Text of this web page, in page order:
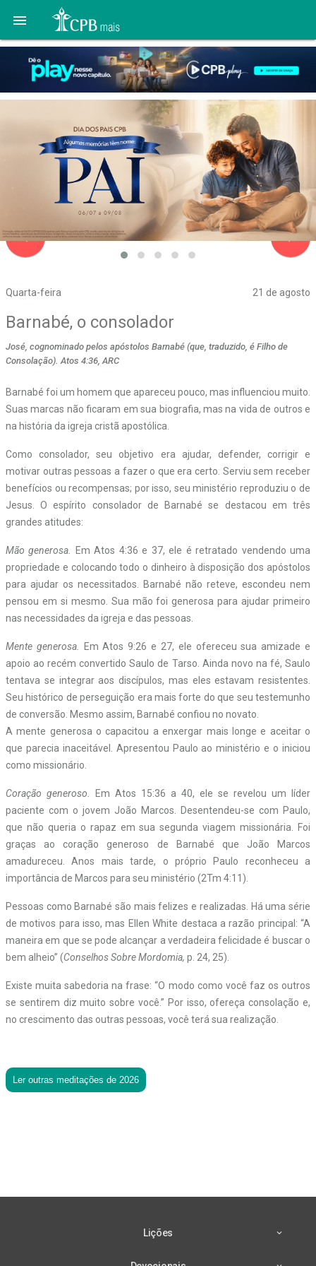

Quarta-feira 21 de agosto
navigate_before
Barnabé, o consolador
José, cognominado pelos apóstolos Barnabé (que, traduzido, é Filho de
Consolação). Atos 4:36, ARC
Barnabé foi um homem que apareceu pouco, mas influenciou muito.
Suas marcas não ficaram em sua biografia, mas na vida de outros e
na história da igreja cristã apostólica.
Como consolador, seu objetivo era ajudar, defender, corrigir e
motivar outras pessoas a fazer o que era certo. Serviu sem receber
benefícios ou recompensas; por isso, seu ministério reproduziu o de
Jesus. O espírito consolador de Barnabé se destacou em três
grandes atitudes:
Mão generosa.
Em Atos 4:36 e 37, ele é retratado vendendo uma
propriedade e colocando todo o dinheiro à disposição dos apóstolos
para ajudar os necessitados. Barnabé não reteve, escondeu nem
pensou em si mesmo. Sua mão foi generosa para ajudar primeiro
nas necessidades da igreja e das pessoas.
Mente generosa.
Em Atos 9:26 e 27, ele ofereceu sua amizade e
apoio ao recém convertido Saulo de Tarso. Ainda novo na fé, Saulo
tentava se integrar aos discípulos, mas eles estavam resistentes.
Seu histórico de perseguição era mais forte do que seu testemunho
de conversão. Mesmo assim, Barnabé confiou no novato.
A mente generosa o capacitou a enxergar mais longe e aceitar o
que parecia inaceitável. Apresentou Paulo ao ministério e o iniciou
como missionário.
Coração generoso.
Em Atos 15:36 a 40, ele se revelou um líder
paciente com o jovem João Marcos. Desentendeu-se com Paulo,
que não queria o rapaz em sua segunda viagem missionária. Foi
graças ao coração generoso de Barnabé que João Marcos
amadureceu. Anos mais tarde, o próprio Paulo reconheceu a
importância de Marcos para seu ministério (2Tm 4:11).
Pessoas como Barnabé são mais felizes e realizadas. Há uma série
de motivos para isso, mas Ellen White destaca a razão principal: “A
maneira em que se pode alcançar a verdadeira felicidade é buscar o
bem alheio” (Conselhos Sobre Mordomia, p. 24, 25).
Existe muita sabedoria na frase: “O modo como você faz os outros
se sentirem diz muito sobre você.” Por isso, ofereça consolação e,
no crescimento das outras pessoas, você terá sua realização.
Ler outras meditações de 2026
navigate_next
Lições